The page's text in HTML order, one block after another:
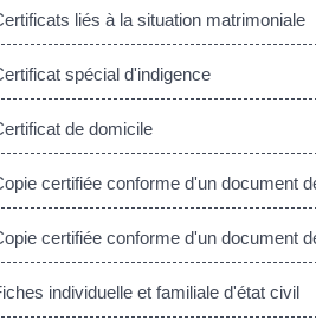
liés à la situation matrimoniale
spécial d'indigence
de domicile
certifiée conforme d'un document
certifiée conforme d'un document
individuelle et familiale d'état civil